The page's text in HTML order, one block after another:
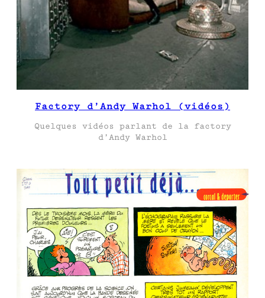
Factory d’Andy Warhol (vidéos)
Quelques vidéos parlant de la factory
d’Andy Warhol